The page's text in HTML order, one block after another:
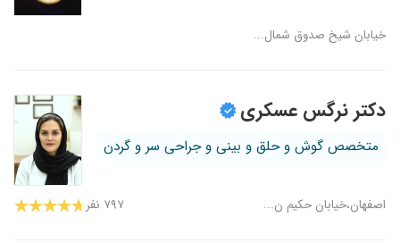
خیابان شیخ صدوق شمال...
دکتر نرگس عسکری
متخصص گوش و حلق و بینی و جراحی سر و گردن
اصفهان،خیابان حکیم ن... ۷۹۷ نفر